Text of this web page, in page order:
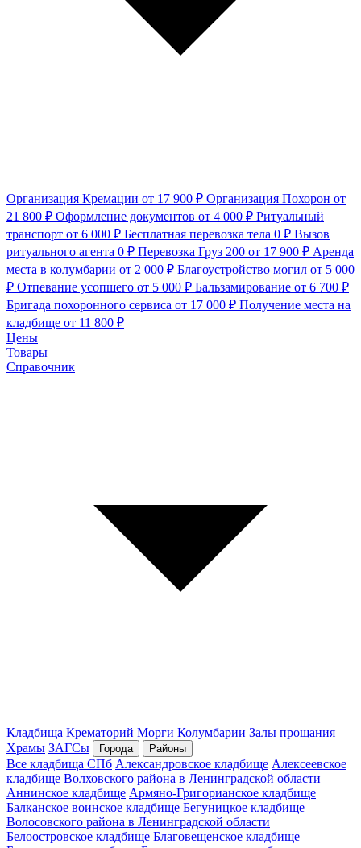
Организация Кремации от 17 900 ₽ Организация Похорон от
21 800 ₽ Оформление документов от 4 000 ₽ Ритуальный
транспорт от 6 000 ₽ Бесплатная перевозка тела 0 ₽ Вызов
ритуального агента 0 ₽ Перевозка Груз 200 от 17 900 ₽ Аренда
места в колумбарии от 2 000 ₽ Благоустройство могил от 5 000
₽ Отпевание усопшего от 5 000 ₽ Бальзамирование от 6 700 ₽
Бригада похоронного сервиса от 17 000 ₽ Получение места на
кладбище от 11 800 ₽
Цены
Товары
Справочник
Кладбища Крематорий Морги Колумбарии Залы прощания
Храмы ЗАГСы Города Районы
Все кладбища СПб Александровское кладбище Алексеевское
кладбище Волховского района в Ленинградской области
Аннинское кладбище Армяно-Григорианское кладбище
Балканское воинское кладбище Бегуницкое кладбище
Волосовского района в Ленинградской области
Белоостровское кладбище Благовещенское кладбище